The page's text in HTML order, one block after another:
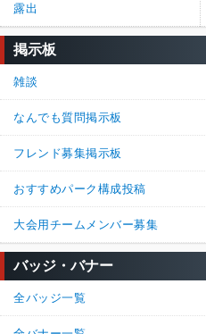
露出
掲示板
雑談
なんでも質問掲示板
フレンド募集掲示板
おすすめパーク構成投稿
大会用チームメンバー募集
バッジ・バナー
全バッジ一覧